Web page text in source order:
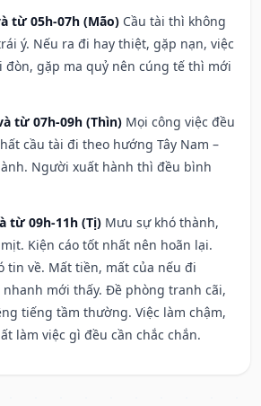
từ 05h-07h (Mão) Cầu tài thì không
ý. Nếu ra đi hay thiệt, gặp nạn, việc
gặp ma quỷ nên cúng tế thì mới
từ 07h-09h (Thìn) Mọi công việc đều
cầu tài đi theo hướng Tây Nam –
Người xuất hành thì đều bình
từ 09h-11h (Tị) Mưu sự khó thành,
Kiện cáo tốt nhất nên hoãn lại.
tin về. Mất tiền, mất của nếu đi
mới thấy. Đề phòng tranh cãi,
tiếng tầm thường. Việc làm chậm,
làm việc gì đều cần chắc chắn.